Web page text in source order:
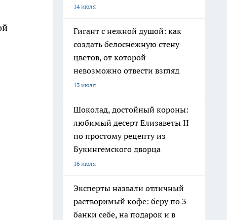
14 июля
Гигант с нежной душой: как
создать белоснежную стену
цветов, от которой
невозможно отвести взгляд
13 июля
Шоколад, достойный короны:
любимый десерт Елизаветы II
по простому рецепту из
Букингемского дворца
16 июля
Эксперты назвали отличный
растворимый кофе: беру по 3
банки себе, на подарок и в